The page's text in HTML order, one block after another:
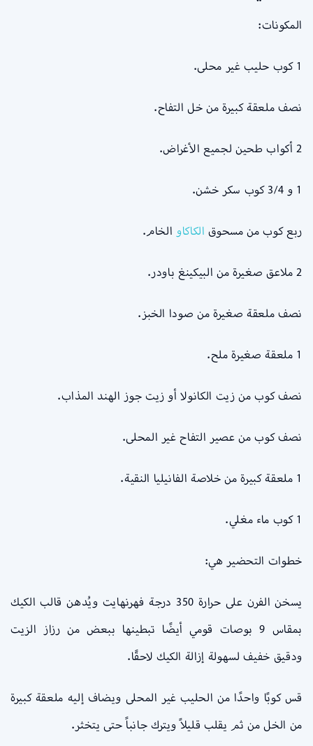
المكونات:
1 كوب حليب غير محلى.
نصف ملعقة كبيرة من خل التفاح.
2 أكواب طحين لجميع الأغراض.
1 و 3/4 كوب سكر خشن.
ربع كوب من مسحوق الكاكاو الخام.
2 ملاعق صغيرة من البيكينغ باودر.
نصف ملعقة صغيرة من صودا الخبز.
1 ملعقة صغيرة ملح.
نصف كوب من زيت الكانولا أو زيت جوز الهند المذاب.
نصف كوب من عصير التفاح غير المحلى.
1 ملعقة كبيرة من خلاصة الفانيليا النقية.
1 كوب ماء مغلي.
خطوات التحضير هي:
يسخن الفرن على حرارة 350 درجة فهرنهايت ويُدهن قالب الكيك
بمقاس 9 بوصات قومي أيضًا تبطينها ببعض من رزاز الزيت
ودقيق خفيف لسهولة إزالة الكيك لاحقًا.
قس كوبًا واحدًا من الحليب غير المحلى ويضاف إليه ملعقة كبيرة
من الخل من ثم يقلب قليلاً ويترك جانباً حتى يتخثر.